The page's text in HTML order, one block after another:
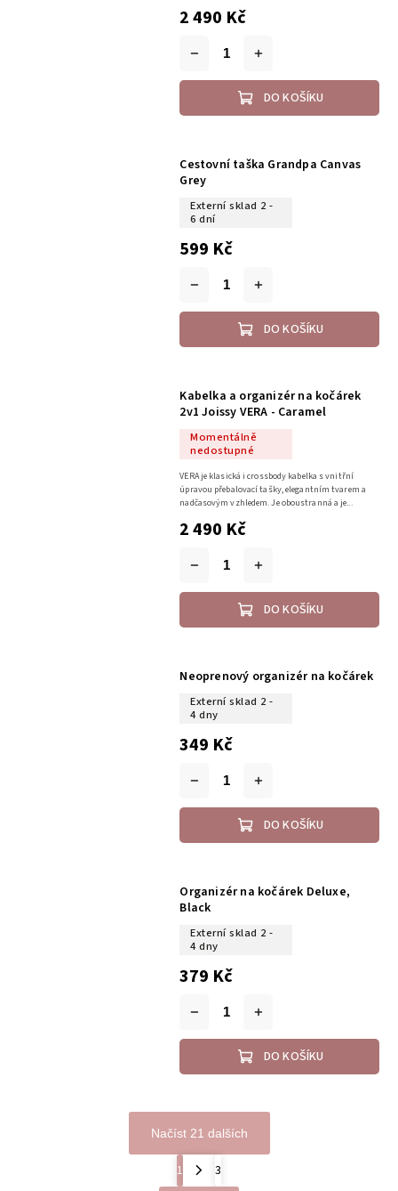
2 490 Kč
DO KOŠÍKU
Cestovní taška Grandpa Canvas
Grey
Externí sklad 2 -
6 dní
599 Kč
DO KOŠÍKU
Kabelka a organizér na kočárek
2v1 Joissy VERA - Caramel
Momentálně
nedostupné
2 490 Kč
DO KOŠÍKU
VERA je klasická i crossbody kabelka s vnitřní
úpravou přebalovací tašky, elegantním tvarem a
nadčasovým vzhledem. Je oboustranná a je...
Neoprenový organizér na kočárek
Externí sklad 2 -
4 dny
349 Kč
DO KOŠÍKU
Organizér na kočárek Deluxe,
Black
Externí sklad 2 -
4 dny
379 Kč
DO KOŠÍKU
Načíst 21 dalších
1
3